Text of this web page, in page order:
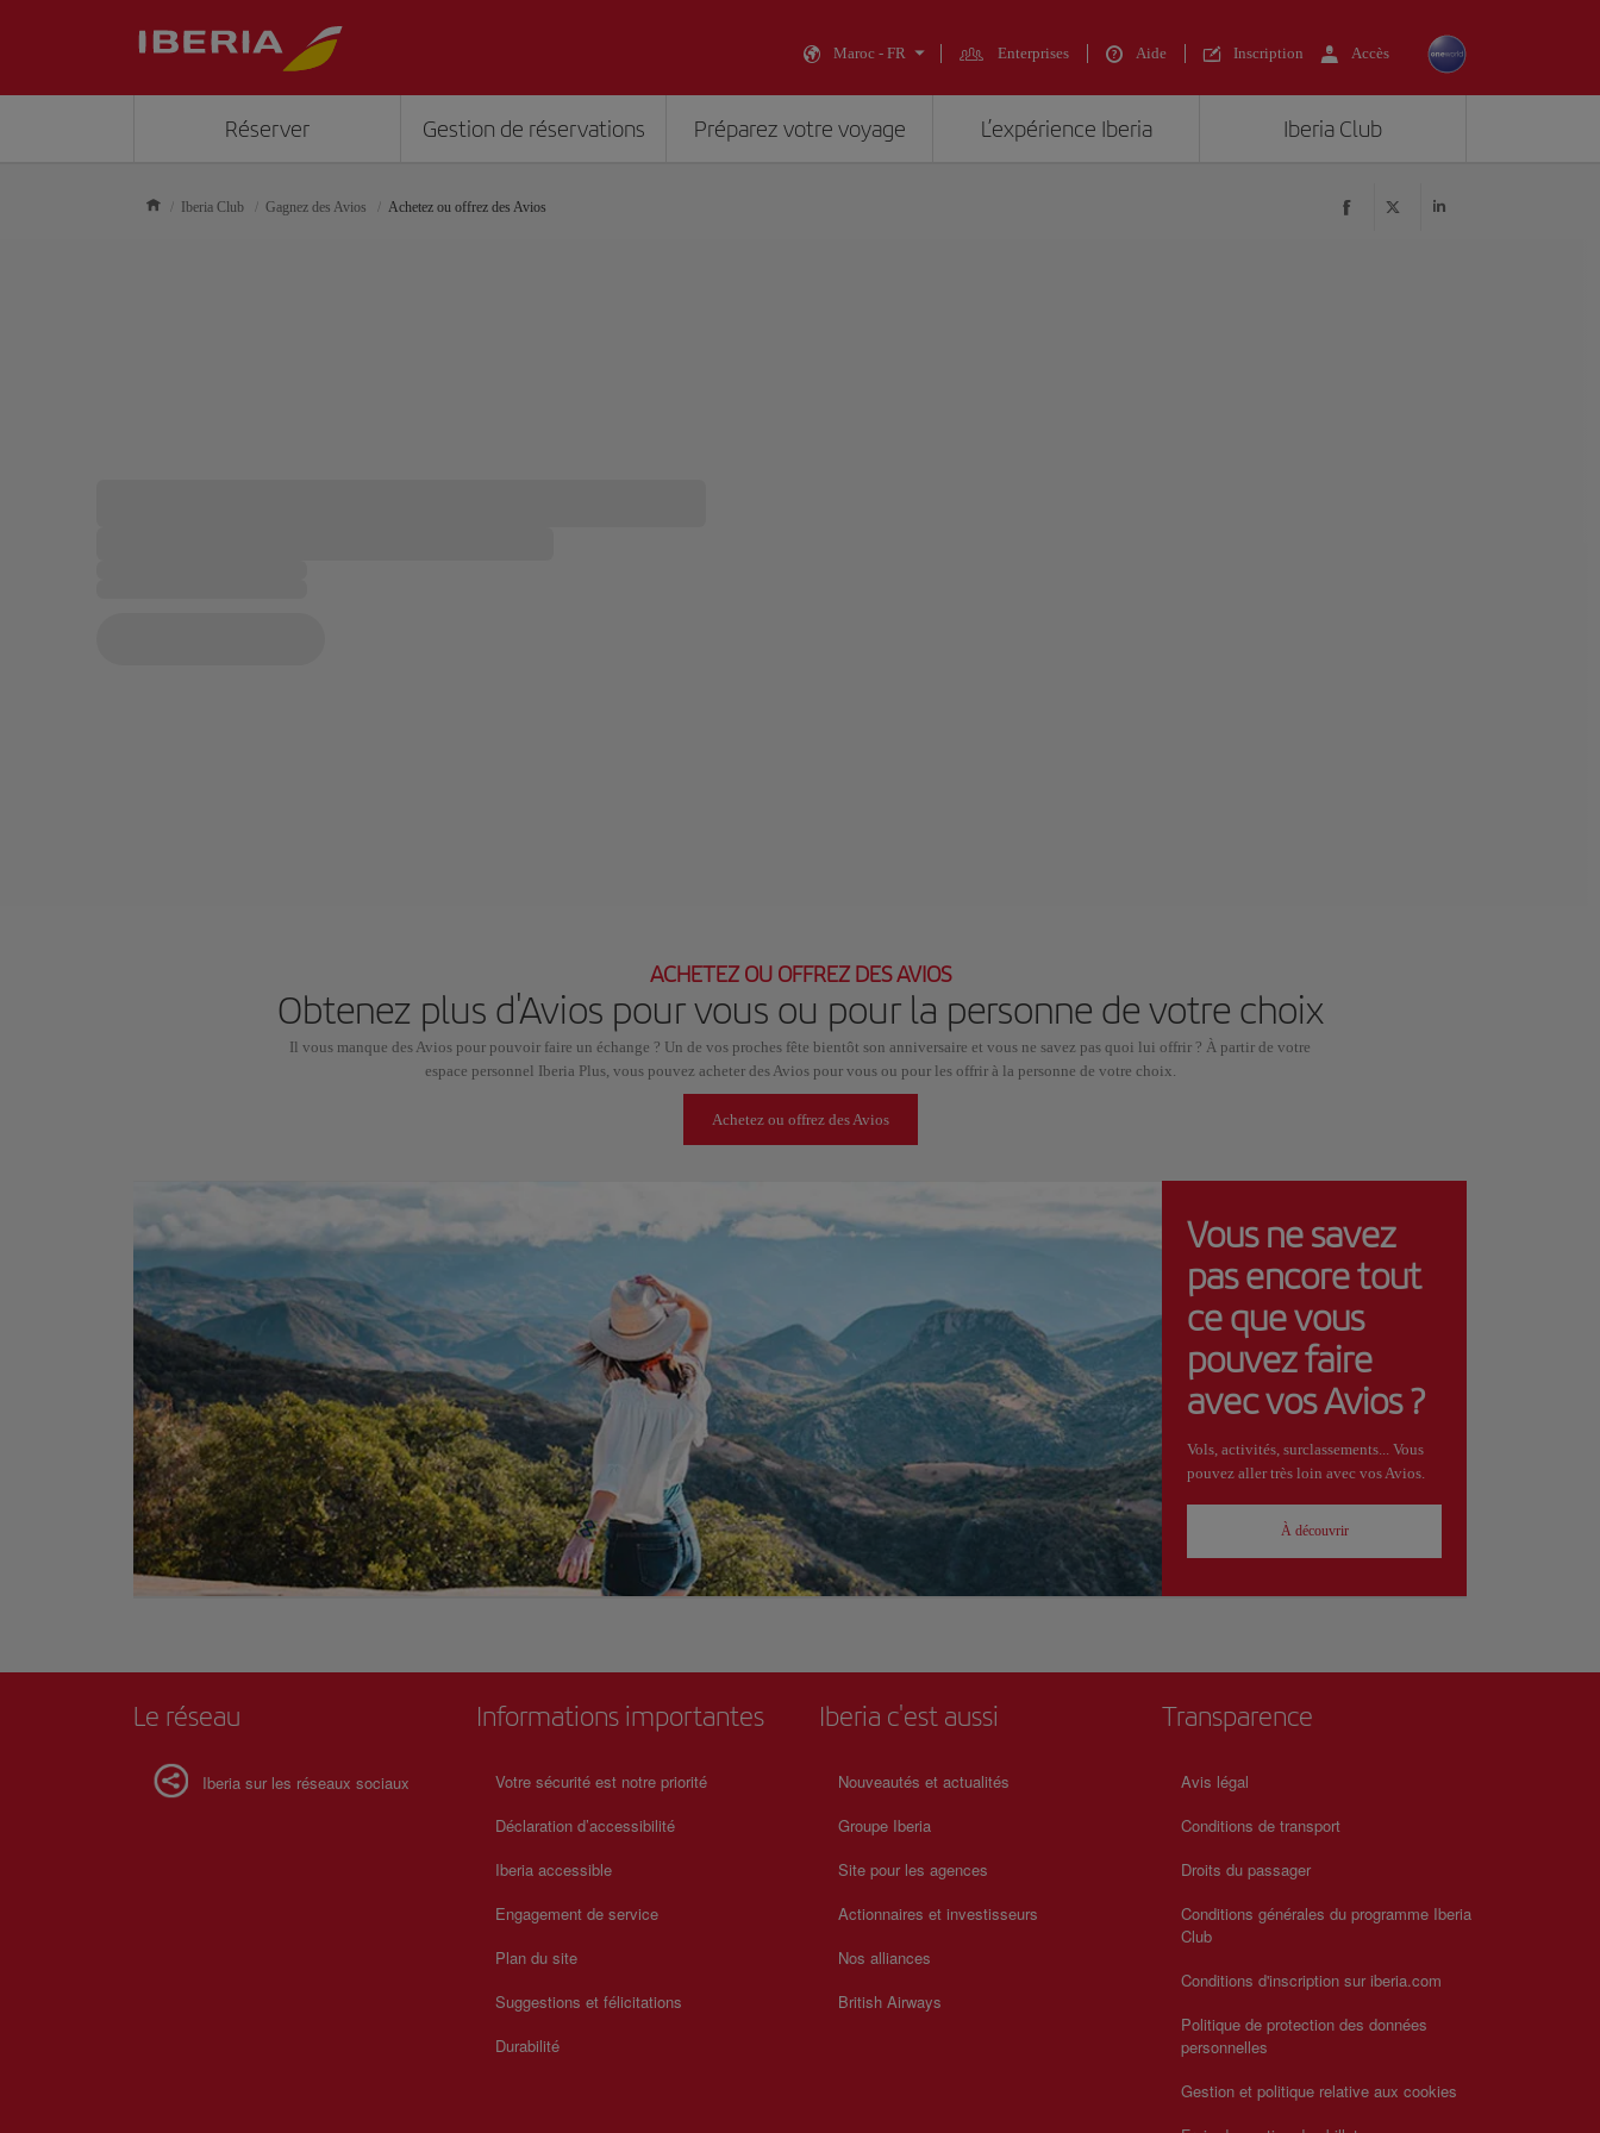
Maroc - FR Enterprises Aide Inscription Accès
Réserver Gestion de réservations Préparez votre voyage L’expérience Iberia Iberia Club
Iberia Club Gagnez des Avios Achetez ou offrez des Avios
ACHETEZ OU OFFREZ DES AVIOS
Obtenez plus d'Avios pour vous ou pour la personne de votre choix
Il vous manque des Avios pour pouvoir faire un échange ? Un de vos proches fête bientôt son anniversaire et vous ne savez pas quoi lui offrir ? À partir de votre
espace personnel Iberia Plus, vous pouvez acheter des Avios pour vous ou pour les offrir à la personne de votre choix.
Achetez ou offrez des Avios
Vous ne savez
pas encore tout
ce que vous
pouvez faire
avec vos Avios ?
Vols, activités, surclassements... Vous
pouvez aller très loin avec vos Avios.
À découvrir
Le réseau
Iberia sur les réseaux sociaux
Informations importantes
Votre sécurité est notre priorité
Déclaration d’accessibilité
Iberia accessible
Engagement de service
Plan du site
Suggestions et félicitations
Durabilité
Iberia c'est aussi
Nouveautés et actualités
Groupe Iberia
Site pour les agences
Actionnaires et investisseurs
Nos alliances
British Airways
Transparence
Avis légal
Conditions de transport
Droits du passager
Conditions générales du programme Iberia
Club
Conditions d'inscription sur iberia.com
Politique de protection des données
personnelles
Gestion et politique relative aux cookies